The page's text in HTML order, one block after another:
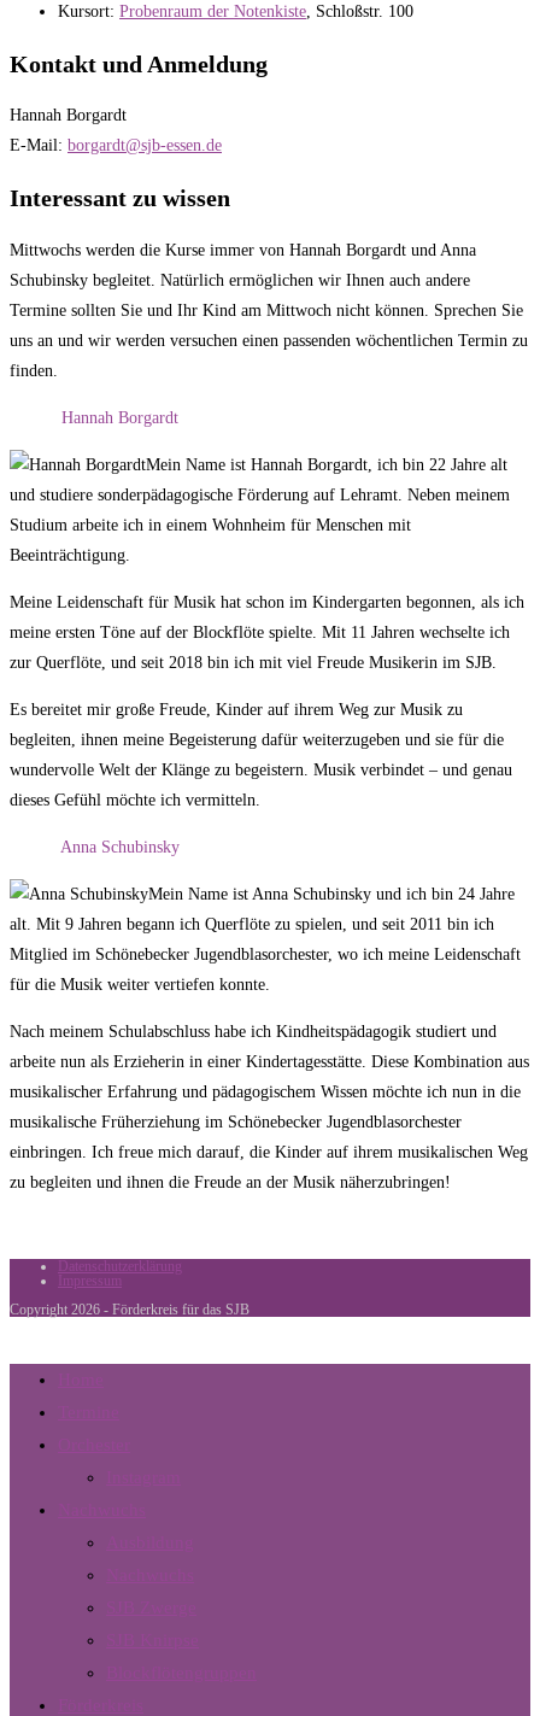
Kursort: Probenraum der Notenkiste, Schloßstr. 100
Kontakt und Anmeldung
Hannah Borgardt
E-Mail: borgardt@sjb-essen.de
Interessant zu wissen
Mittwochs werden die Kurse immer von Hannah Borgardt und Anna
Schubinsky begleitet. Natürlich ermöglichen wir Ihnen auch andere
Termine sollten Sie und Ihr Kind am Mittwoch nicht können. Sprechen Sie
uns an und wir werden versuchen einen passenden wöchentlichen Termin zu
finden.
Hannah Borgardt
Mein Name ist Hannah Borgardt, ich bin 22 Jahre alt
und studiere sonderpädagogische Förderung auf Lehramt. Neben meinem
Studium arbeite ich in einem Wohnheim für Menschen mit
Beeinträchtigung.
Meine Leidenschaft für Musik hat schon im Kindergarten begonnen, als ich
meine ersten Töne auf der Blockflöte spielte. Mit 11 Jahren wechselte ich
zur Querflöte, und seit 2018 bin ich mit viel Freude Musikerin im SJB.
Es bereitet mir große Freude, Kinder auf ihrem Weg zur Musik zu
begleiten, ihnen meine Begeisterung dafür weiterzugeben und sie für die
wundervolle Welt der Klänge zu begeistern. Musik verbindet – und genau
dieses Gefühl möchte ich vermitteln.
Anna Schubinsky
Mein Name ist Anna Schubinsky und ich bin 24 Jahre
alt. Mit 9 Jahren begann ich Querflöte zu spielen, und seit 2011 bin ich
Mitglied im Schönebecker Jugendblasorchester, wo ich meine Leidenschaft
für die Musik weiter vertiefen konnte.
Nach meinem Schulabschluss habe ich Kindheitspädagogik studiert und
arbeite nun als Erzieherin in einer Kindertagesstätte. Diese Kombination aus
musikalischer Erfahrung und pädagogischem Wissen möchte ich nun in die
musikalische Früherziehung im Schönebecker Jugendblasorchester
einbringen. Ich freue mich darauf, die Kinder auf ihrem musikalischen Weg
zu begleiten und ihnen die Freude an der Musik näherzubringen!
Datenschutzerklärung
Impressum
Copyright 2026 - Förderkreis für das SJB